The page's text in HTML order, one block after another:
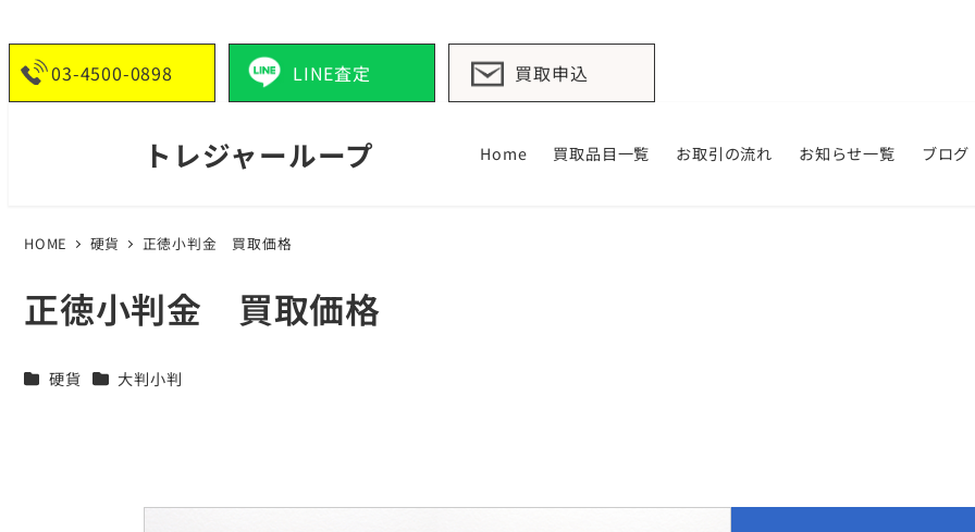
03-4500-0898 LINE査定 買取申込
トレジャーループ Home 買取品目一覧 お取引の流れ お知らせ一覧 ブログ
HOME 硬貨 正徳小判金 買取価格
正徳小判金 買取価格
カテゴリー
硬貨 カテゴリー
大判小判